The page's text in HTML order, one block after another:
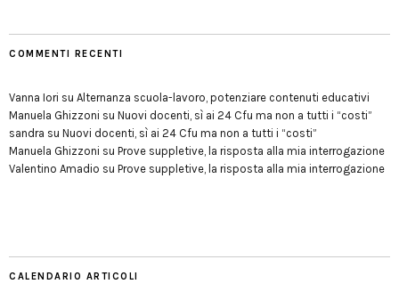
COMMENTI RECENTI
Vanna Iori su Alternanza scuola-lavoro, potenziare contenuti educativi
Manuela Ghizzoni su Nuovi docenti, sì ai 24 Cfu ma non a tutti i “costi”
sandra su Nuovi docenti, sì ai 24 Cfu ma non a tutti i “costi”
Manuela Ghizzoni su Prove suppletive, la risposta alla mia interrogazione
Valentino Amadio su Prove suppletive, la risposta alla mia interrogazione
CALENDARIO ARTICOLI